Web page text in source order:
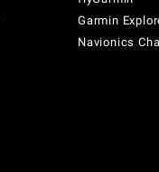
Garmin
Navionics